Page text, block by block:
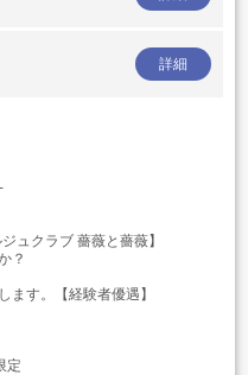
詳細
ュクラブ 薔薇と薔薇】
？
ます。【経験者優遇】
定